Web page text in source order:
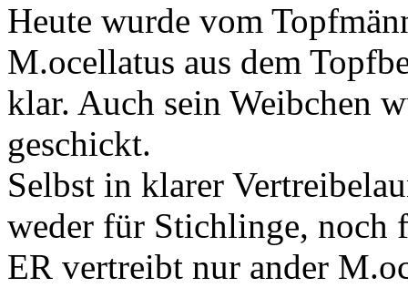
Heute wurde vom
M.ocellatus aus dem
klar. Auch sein Weibchen
geschickt.
Selbst in klarer
weder für Stichlinge, noch
ER vertreibt nur ander